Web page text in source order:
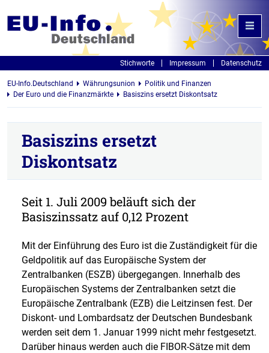
Stichworte Impressum Datenschutz
EU-Info.Deutschland Währungsunion
Politik und Finanzen
Der Euro und die Finanzmärkte
Basiszins ersetzt Diskontsatz
Basiszins ersetzt
Diskontsatz
Seit 1. Juli 2009 beläuft sich der
Basiszinssatz auf 0,12 Prozent
Mit der Einführung des Euro ist die Zuständigkeit für die
Geldpolitik auf das Europäische System der
Zentralbanken (ESZB) übergegangen. Innerhalb des
Europäischen Systems der Zentralbanken setzt die
Europäische Zentralbank (EZB) die Leitzinsen fest. Der
Diskont- und Lombardsatz der Deutschen Bundesbank
werden seit dem 1. Januar 1999 nicht mehr festgesetzt.
Darüber hinaus werden auch die FIBOR-Sätze mit dem